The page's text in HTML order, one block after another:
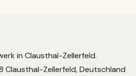
in Clausthal-Zellerfeld.
Clausthal-Zellerfeld, Deutschland